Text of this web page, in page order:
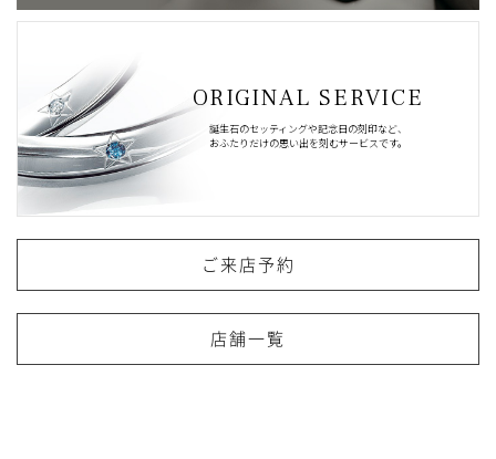
ORIGINAL SERVICE
誕生石のセッティングや記念日の刻印など、
おふたりだけの思い出を刻むサービスです。
ご来店予約
店舗一覧